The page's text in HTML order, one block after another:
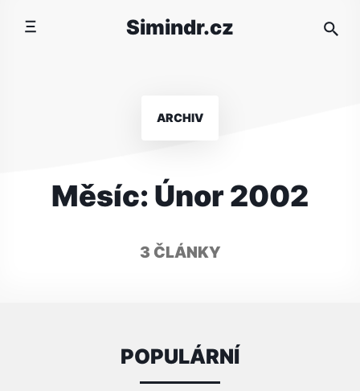
Simindr.cz
ARCHIV
Měsíc: Únor 2002
3 ČLÁNKY
POPULÁRNÍ